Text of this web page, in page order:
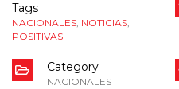
Tags
NACIONALES, NOTICIAS,
POSITIVAS
Category
NACIONALES